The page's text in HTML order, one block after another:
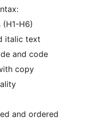
(H1-H6)
italic text
and code
copy
and ordered